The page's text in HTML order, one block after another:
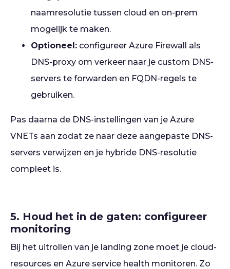
naamresolutie tussen cloud en on-prem
mogelijk te maken.
Optioneel: configureer Azure Firewall als
DNS-proxy om verkeer naar je custom DNS-
servers te forwarden en FQDN-regels te
gebruiken.
Pas daarna de DNS-instellingen van je Azure
VNETs aan zodat ze naar deze aangepaste DNS-
servers verwijzen en je hybride DNS-resolutie
compleet is.
5. Houd het in de gaten: configureer
monitoring
Bij het uitrollen van je landing zone moet je cloud-
resources en Azure service health monitoren. Zo